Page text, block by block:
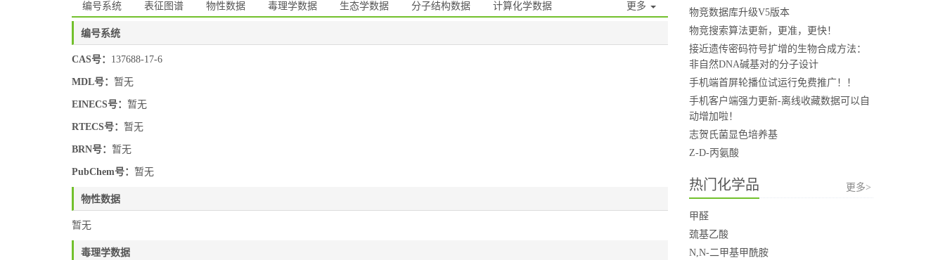
编号系统 表征图谱 物性数据 毒理学数据 生态学数据 分子结构数据 计算化学数据 更多
编号系统
CAS号： 137688-17-6
MDL号： 暂无
EINECS号： 暂无
RTECS号： 暂无
BRN号： 暂无
PubChem号： 暂无
物性数据
暂无
毒理学数据
物竞数据库升级V5版本
物竞搜索算法更新，更准，更快！
接近遗传密码符号扩增的生物合成方法：
非自然DNA碱基对的分子设计
手机端首屏轮播位试运行免费推广！！
手机客户端强力更新-离线收藏数据可以自
动增加啦！
志贺氏菌显色培养基
Z-D-丙氨酸
热门化学品 更多>
甲醛
巯基乙酸
N,N-二甲基甲酰胺